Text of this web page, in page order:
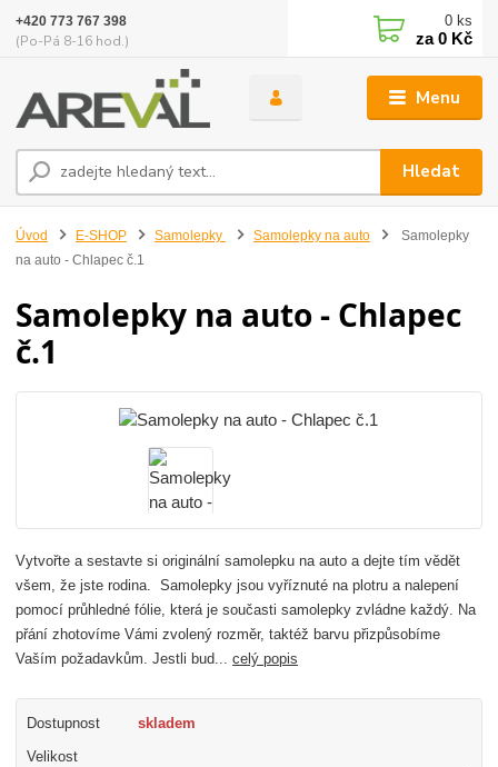
Menu
Hledat
+420 773 767 398
(Po-Pá 8-16 hod.)
0 ks
za0 Kč
Úvod E-SHOP Samolepky Samolepky na auto
Samolepky
na auto - Chlapec č.1
Samolepky na auto - Chlapec
č.1
Vytvořte a sestavte si originální samolepku na auto a dejte tím vědět
všem, že jste rodina. Samolepky jsou vyříznuté na plotru a nalepení
pomocí průhledné fólie, která je současti samolepky zvládne každý. Na
přání zhotovíme Vámi zvolený rozměr, taktéž barvu přizpůsobíme
Vaším požadavkům. Jestli bud...celý popis
Dostupnost skladem
Velikost